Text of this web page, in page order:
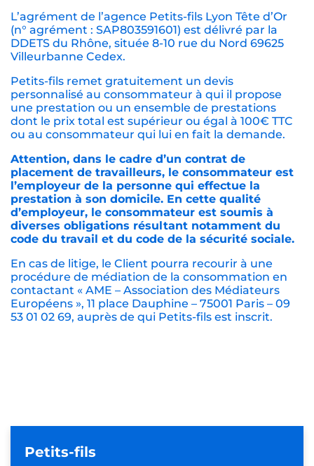
L’agrément de l’agence Petits-fils Lyon Tête d’Or
(n° agrément : SAP803591601) est délivré par la
DDETS du Rhône, située 8-10 rue du Nord 69625
Villeurbanne Cedex.
Petits-fils remet gratuitement un devis
personnalisé au consommateur à qui il propose
une prestation ou un ensemble de prestations
dont le prix total est supérieur ou égal à 100€ TTC
ou au consommateur qui lui en fait la demande.
Attention, dans le cadre d’un contrat de
placement de travailleurs, le consommateur est
l’employeur de la personne qui effectue la
prestation à son domicile. En cette qualité
d’employeur, le consommateur est soumis à
diverses obligations résultant notamment du
code du travail et du code de la sécurité sociale.
En cas de litige, le Client pourra recourir à une
procédure de médiation de la consommation en
contactant « AME – Association des Médiateurs
Européens », 11 place Dauphine – 75001 Paris – 09
53 01 02 69, auprès de qui Petits-fils est inscrit.
Petits-fils